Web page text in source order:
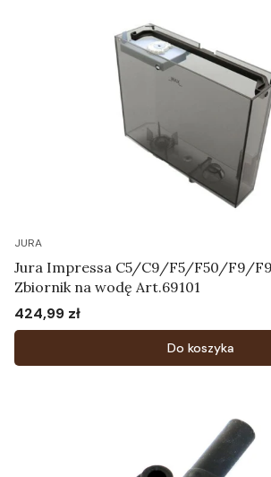
JURA
Jura Impressa C5/C9/F5/F50/F9/
Zbiornik na wodę Art.69101
Cena
424,99 zł
Do koszyka